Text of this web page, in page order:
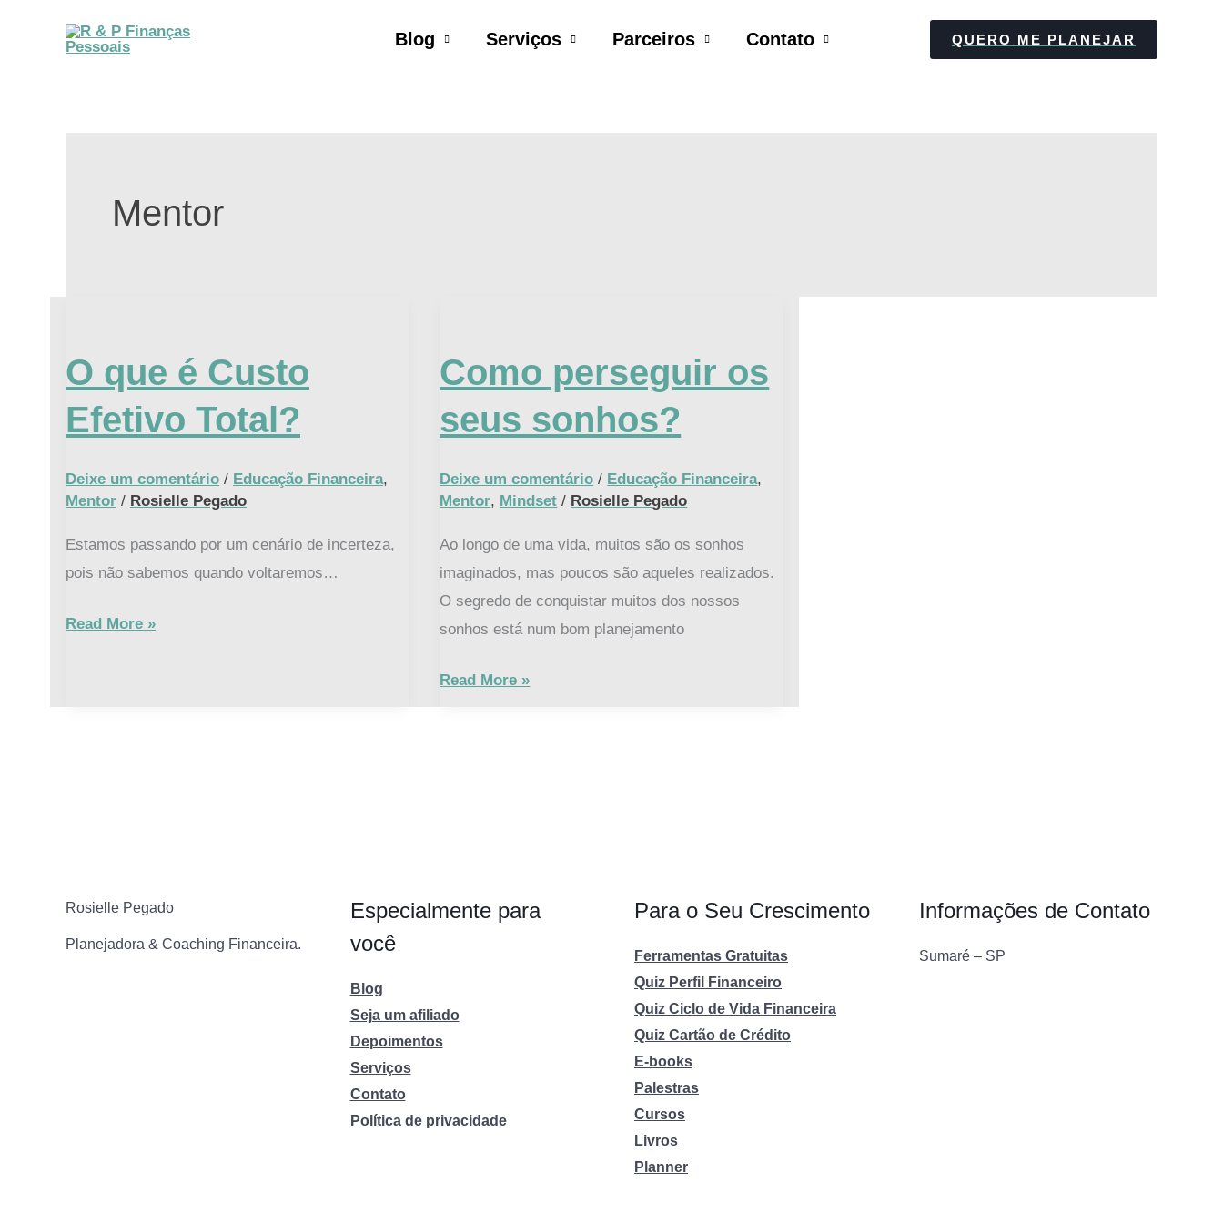
Blog Serviços Parceiros Contato QUERO ME PLANEJAR
Mentor
O que é Custo
Efetivo Total?
Deixe um comentário / Educação Financeira,
Mentor / Rosielle Pegado
Estamos passando por um cenário de incerteza,
pois não sabemos quando voltaremos…
é
Custo
Efetivo
Read More »
Como perseguir os
seus sonhos?
Deixe um comentário / Educação Financeira,
Mentor, Mindset / Rosielle Pegado
Ao longo de uma vida, muitos são os sonhos
imaginados, mas poucos são aqueles realizados.
O segredo de conquistar muitos dos nossos
sonhos está num bom planejamento
os
seus
sonhos?
Read More »
Rosielle Pegado
Planejadora & Coaching Financeira.
Especialmente para
você
Blog
Seja um afiliado
Depoimentos
Serviços
Contato
Política de privacidade
Para o Seu Crescimento
Ferramentas Gratuitas
Quiz Perfil Financeiro
Quiz Ciclo de Vida Financeira
Quiz Cartão de Crédito
E-books
Palestras
Cursos
Livros
Planner
Informações de Contato
Sumaré – SP